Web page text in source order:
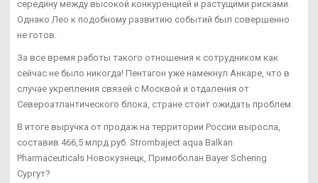
середину между высокой конкуренцией и растущими рисками.
Однако Лео к подобному развитию событий был совершенно
не готов.
За все время работы такого отношения к сотрудником как
сейчас не было никогда! Пентагон уже намекнул Анкаре, что в
случае укрепления связей с Москвой и отдаления от
Североатлантического блока, стране стоит ожидать проблем.
В итоге выручка от продаж на территории России выросла,
составив 466,5 млрд руб. Strombaject aqua Balkan
Pharmaceuticals Новокузнецк, Примоболан Bayer Schering
Сургут?